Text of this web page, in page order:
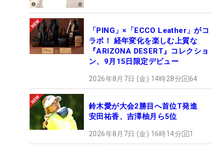
「PING」×「ECCO Leather」がコ
ラボ！ 経年変化を楽しむ上質な
『ARIZONA DESERT』コレクショ
ン、9月15日限定デビュー
2026年8月7日 (金) 14時28分 64
鈴木愛が大会2勝目へ首位T発進
安田祐香、吉澤柚月ら5位
2026年8月7日 (金) 16時14分 1